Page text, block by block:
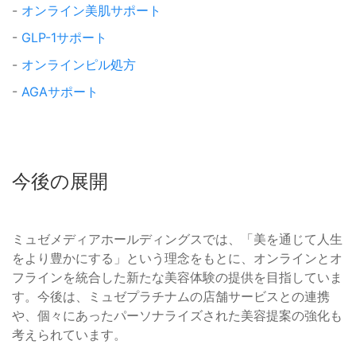
- オンライン美肌サポート
- GLP-1サポート
- オンラインピル処方
- AGAサポート
今後の展開
ミュゼメディアホールディングスでは、「美を通じて人生
をより豊かにする」という理念をもとに、オンラインとオ
フラインを統合した新たな美容体験の提供を目指していま
す。今後は、ミュゼプラチナムの店舗サービスとの連携
や、個々にあったパーソナライズされた美容提案の強化も
考えられています。